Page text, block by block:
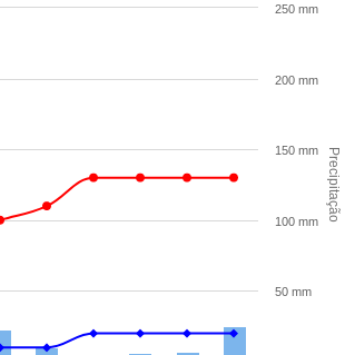
Precipitação
50 mm
100 mm
150 mm
200 mm
250 mm